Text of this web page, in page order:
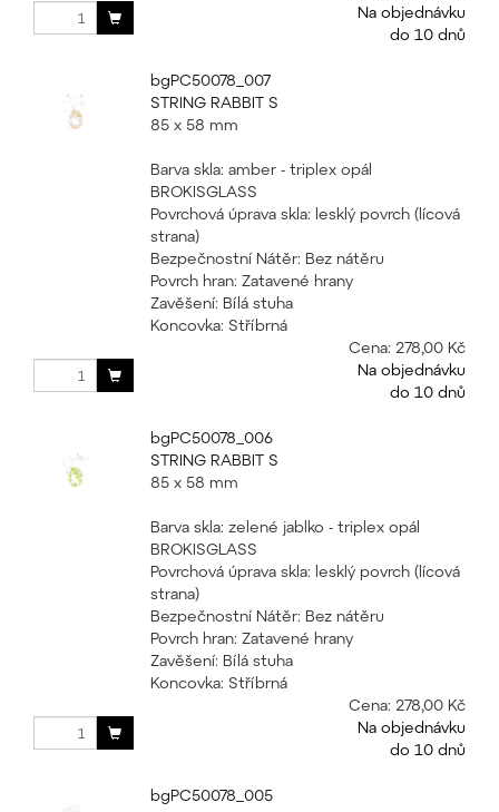
Na objednávku
do 10 dnů
bgPC50078_007
STRING RABBIT S
85 x 58 mm
Barva skla: amber - triplex opál
BROKISGLASS
Povrchová úprava skla: lesklý povrch (lícová
strana)
Bezpečnostní Nátěr: Bez nátěru
Povrch hran: Zatavené hrany
Zavěšení: Bílá stuha
Koncovka: Stříbrná
Cena: 278,00 Kč
Na objednávku
do 10 dnů
bgPC50078_006
STRING RABBIT S
85 x 58 mm
Barva skla: zelené jablko - triplex opál
BROKISGLASS
Povrchová úprava skla: lesklý povrch (lícová
strana)
Bezpečnostní Nátěr: Bez nátěru
Povrch hran: Zatavené hrany
Zavěšení: Bílá stuha
Koncovka: Stříbrná
Cena: 278,00 Kč
Na objednávku
do 10 dnů
bgPC50078_005